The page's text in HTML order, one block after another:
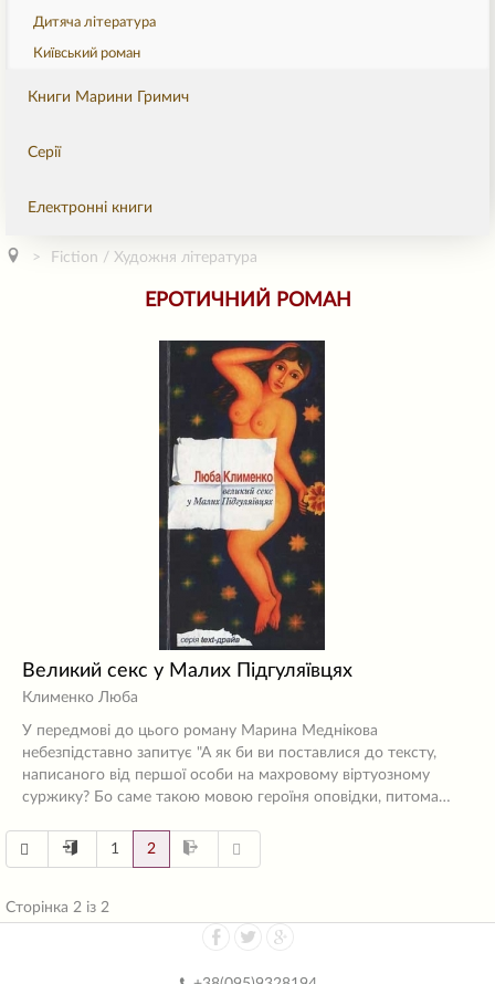
Дитяча література
Київський роман
Книги Марини Гримич
Серії
Електронні книги
Fiction / Художня література
ЕРОТИЧНИЙ РОМАН
Великий секс у Малих Підгуляївцях
Клименко Люба
У передмові до цього роману Марина Меднікова
небезпідставно запитує "А як би ви поставлися до тексту,
написаного від першої особи на махровому віртуозному
суржику? Бо саме такою мовою героїня оповідки, питома…
1 2
Сторінка 2 із 2